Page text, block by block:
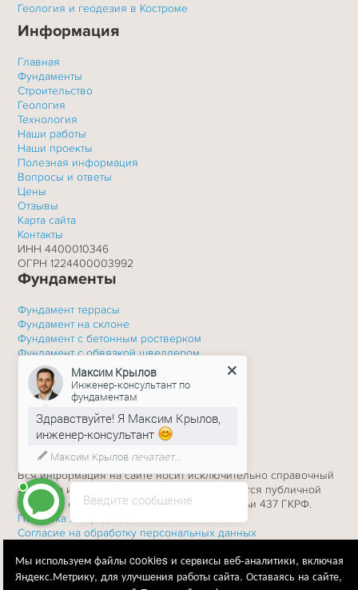
Мы используем файлыcookies и сервисы веб-аналитики, включая
Яндекс.Метрику, для улучшения работы сайта. Оставаясь на сайте,
Геология и геодезия в Костроме
Информация
Главная
Фундаменты
Строительство
Геология
Технология
Наши работы
Наши проекты
Полезная информация
Вопросы и ответы
Цены
Отзывы
Карта сайта
Контакты
ИНН 4400010346
ОГРН 1224400003992
Фундаменты
Фундамент террасы
Фундамент на склоне
Фундамент с бетонным ростверком
Фундамент с обвязкой швеллером
Фундамент для дома или бани
Фундамент мачт освещения
Фундамент пром. зданий
Фундамент для каркасного дома
Фундамент c обвязкой брусом
Свайное поле фундамента
Вся информация на сайте носит исключительно справочный
характер и ни при каких условиях не является публичной
офертой, определяемой положениями Статьи 437 ГКРФ.
Политика конфиденциальности
Согласие на обработку персональных данных
Введите сообщение
Максим Крылов
Инженер-консультант по
фундаментам
Здравствуйте! Я Максим Крылов,
инженер-консультант
Максим Крылов печатает...